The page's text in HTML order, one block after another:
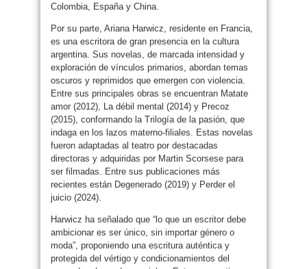
Colombia, España y China.
Por su parte, Ariana Harwicz, residente en Francia,
es una escritora de gran presencia en la cultura
argentina. Sus novelas, de marcada intensidad y
exploración de vínculos primarios, abordan temas
oscuros y reprimidos que emergen con violencia.
Entre sus principales obras se encuentran Matate
amor (2012), La débil mental (2014) y Precoz
(2015), conformando la Trilogía de la pasión, que
indaga en los lazos materno-filiales. Estas novelas
fueron adaptadas al teatro por destacadas
directoras y adquiridas por Martin Scorsese para
ser filmadas. Entre sus publicaciones más
recientes están Degenerado (2019) y Perder el
juicio (2024).
Harwicz ha señalado que “lo que un escritor debe
ambicionar es ser único, sin importar género o
moda”, proponiendo una escritura auténtica y
protegida del vértigo y condicionamientos del